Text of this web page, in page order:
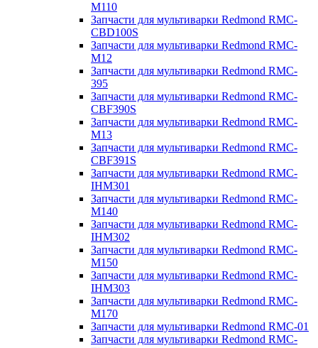
M110
Запчасти для мультиварки Redmond RMC-
CBD100S
Запчасти для мультиварки Redmond RMC-
M12
Запчасти для мультиварки Redmond RMC-
395
Запчасти для мультиварки Redmond RMC-
CBF390S
Запчасти для мультиварки Redmond RMC-
M13
Запчасти для мультиварки Redmond RMC-
CBF391S
Запчасти для мультиварки Redmond RMC-
IHM301
Запчасти для мультиварки Redmond RMC-
M140
Запчасти для мультиварки Redmond RMC-
IHM302
Запчасти для мультиварки Redmond RMC-
M150
Запчасти для мультиварки Redmond RMC-
IHM303
Запчасти для мультиварки Redmond RMC-
M170
Запчасти для мультиварки Redmond RMC-01
Запчасти для мультиварки Redmond RMC-